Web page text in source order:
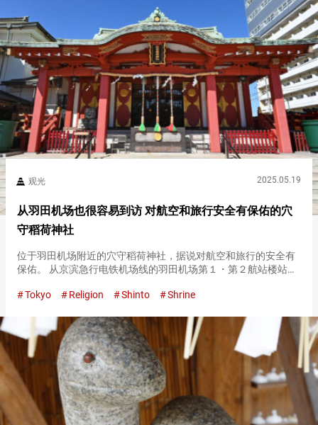
观光 2025.05.19
从羽田机场也很容易到访 对航空和旅行安全有保佑的穴
守稻荷神社
位于羽田机场附近的穴守稻荷神社，据说对航空和旅行的安全有
保佑。 从京滨急行电铁机场线的羽田机场第１・第２航站楼站出
社。 据说可以获得各种各样的保佑，截至２０２４年，目前也被
Tokyo Religion Shinto Shrine